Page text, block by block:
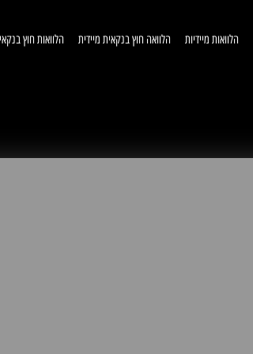
הלוואות מיידיות הלוואה חוץ בנקאית מיידית הלוואות חוץ